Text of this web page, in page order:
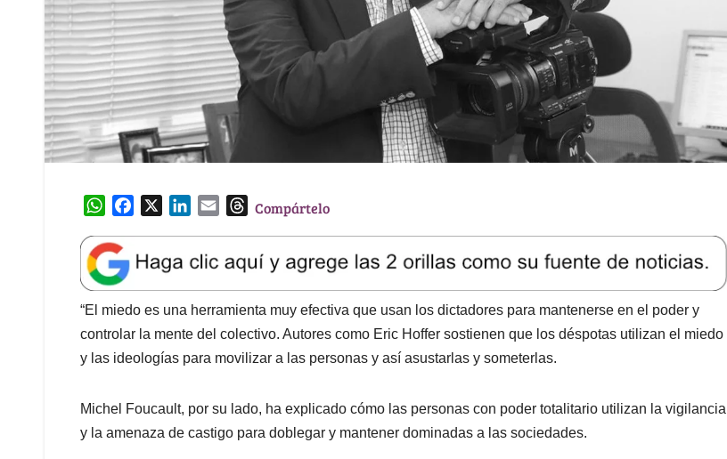
W
a
t
s
A
p
p
e
b
o
o
k
k
e
d
I
n
l
T
e
a
d
s
Compártelo
“El miedo es una herramienta muy efectiva que usan los dictadores para mantenerse en el poder y
controlar la mente del colectivo. Autores como Eric Hoffer sostienen que los déspotas utilizan el miedo
y las ideologías para movilizar a las personas y así asustarlas y someterlas.
Michel Foucault, por su lado, ha explicado cómo las personas con poder totalitario utilizan la vigilancia
y la amenaza de castigo para doblegar y mantener dominadas a las sociedades.